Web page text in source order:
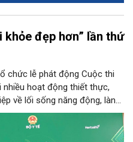
khỏe đẹp hơn” lần thứ
chức lễ phát động Cuộc thi
nhiều hoạt động thiết thực,
về lối sống năng động, lành
chủ động chăm sóc sức khỏe.